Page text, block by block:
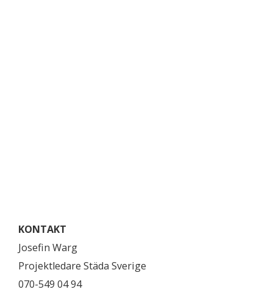
KONTAKT
Josefin Warg
Projektledare Städa Sverige
070-549 04 94